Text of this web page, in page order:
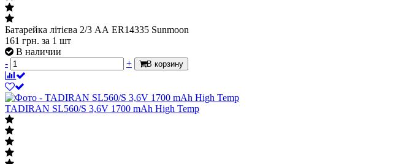
Батарейка літієва 2/3 АА ER14335 Sunmoon
161 грн. за 1 шт
В наличии
-
+ В корзину
TADIRAN SL560/S 3,6V 1700 mAh High Temp